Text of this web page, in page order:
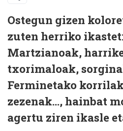
Ostegun gizen
zuten herriko
Martzianoak,
txorimaloak,
Ferminetako
zezenak…, hainbat
agertu ziren ikasle